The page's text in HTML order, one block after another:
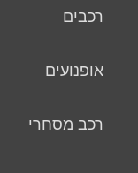
רכבים
אופנועים
רכב מסחרי